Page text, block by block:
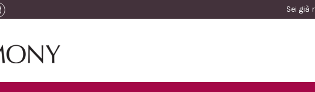
Sei già